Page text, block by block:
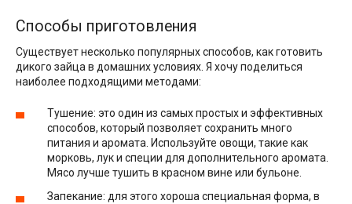
Способы приготовления
Существует несколько популярных способов, как готовить
дикого зайца в домашних условиях. Я хочу поделиться
наиболее подходящими методами:
Тушение: это один из самых простых и эффективных
способов, который позволяет сохранить много
питания и аромата. Используйте овощи, такие как
морковь, лук и специи для дополнительного аромата.
Мясо лучше тушить в красном вине или бульоне.
Запекание: для этого хороша специальная форма, в